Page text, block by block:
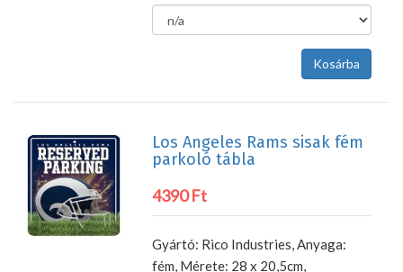
Los Angeles Rams sisak fém
parkoló tábla
4390 Ft
Gyártó: Rico Industries, Anyaga:
fém, Mérete: 28 x 20,5cm,